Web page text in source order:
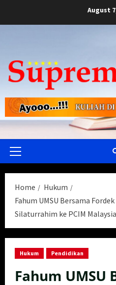
August
Primary
Home
Hukum
Fahum UMSU Bersama
Silaturrahim ke PCIM Malaysia
Hukum Pendidikan
Fahum UMSU